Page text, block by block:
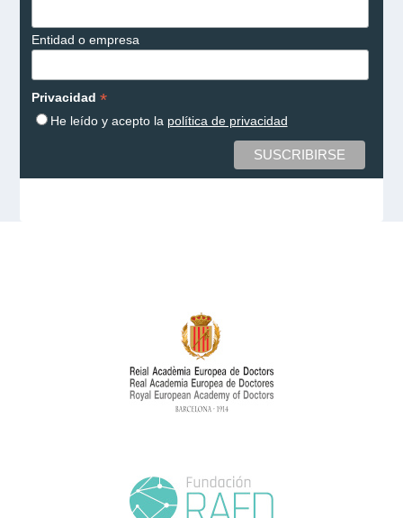
Entidad o empresa
Privacidad *
He leído y acepto la política de privacidad